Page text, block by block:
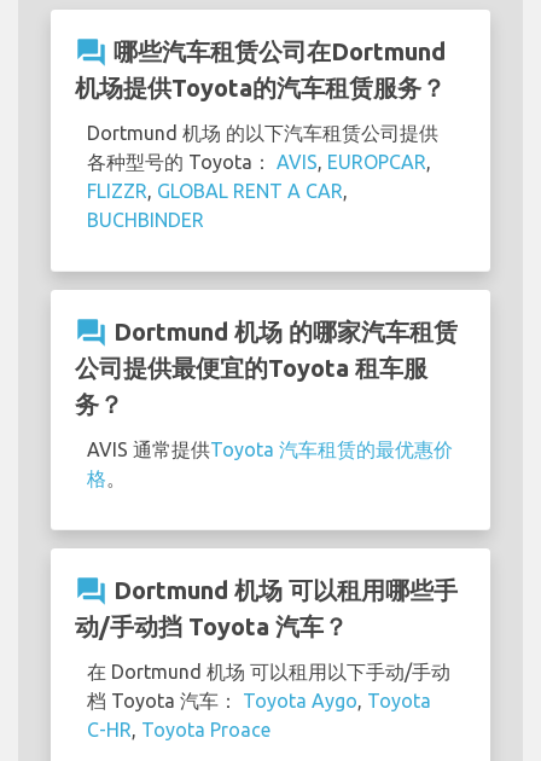
question_answer 哪些汽车租赁公司在Dortmund
机场提供Toyota的汽车租赁服务？
Dortmund 机场 的以下汽车租赁公司提供
各种型号的 Toyota： AVIS EUROPCAR
FLIZZR GLOBAL RENT A CAR
BUCHBINDER
question_answer Dortmund 机场 的哪家汽车租赁
公司提供最便宜的Toyota 租车服
务？
AVIS 通常提供Toyota 汽车租赁的最优惠价
格
question_answer Dortmund 机场 可以租用哪些手
动/手动挡 Toyota 汽车？
在 Dortmund 机场 可以租用以下手动/手动
档 Toyota 汽车： Toyota Aygo Toyota
C-HR Toyota Proace